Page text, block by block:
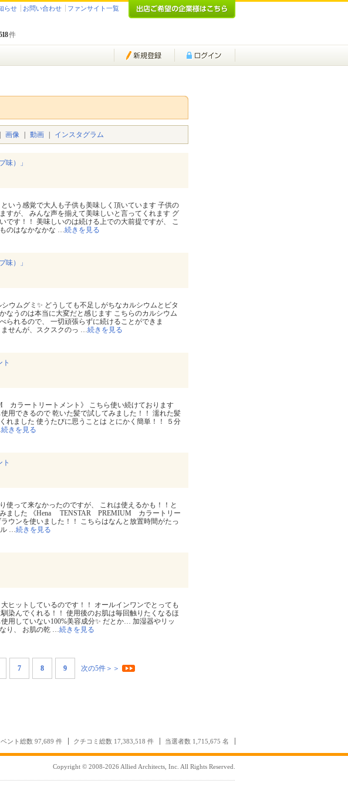
らせ お問い合わせ ファンサイト一覧
件
画像 動画 インスタグラム
味）」
いう感覚で大人も子供も美味しく頂いています 子供の
すが、 みんな声を揃えて美味しいと言ってくれます グ
です！！ 美味しいのは続ける上での大前提ですが、 こ
のはなかなかな …続きを見る
味）」
ウムグミ✨ どうしても不足しがちなカルシウムとビタ
なうのは本当に大変だと感じます こちらのカルシウム
られるので、 一切頑張らずに続けることができま
せんが、スクスクのっ …続きを見る
ト
カラートリートメント》 こちら使い続けております
用できるので 乾いた髪で試してみました！！ 濡れた髪
れました 使うたびに思うことは とにかく簡単！！ ５分
続きを見る
ト
使って来なかったのですが、 これは使えるかも！！と
みました 《Hena TENSTAR PREMIUM カラートリー
ウンを使いました！！ こちらはなんと放置時間がたっ
…続きを見る
ヒットしているのです！！ オールインワンでとっても
染んでくれる！！ 使用後のお肌は毎回触りたくなるほ
用していない100%美容成分✨ だとか… 加湿器やリッ
り、 お肌の乾 …続きを見る
7 8 9 次の5件＞＞
ベント総数 97,689 件 クチコミ総数 17,383,518 件 当選者数 1,715,675 名
Copyright © 2008-2026 Allied Architects, Inc. All Rights Reserved.